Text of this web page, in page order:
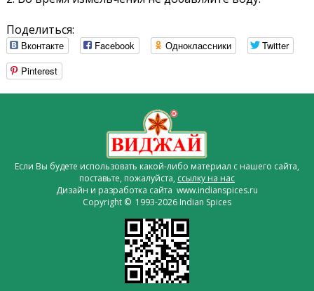
Поделиться:
Вконтакте Facebook Одноклассники
Twitter
Pinterest
Если Вы будете использовать какой-либо материал с нашего сайта,
поставьте, пожалуйста, ссылку на нас
Дизайн и разработка сайта www.indianspices.ru
Copyright © 1993-2026 Indian Spices